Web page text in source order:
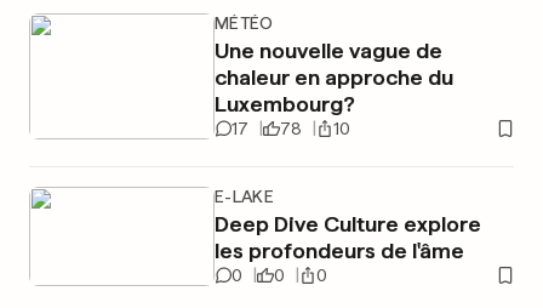
MÉTÉO
Une nouvelle vague de
chaleur en approche du
Luxembourg?
17 78 10
E-LAKE
Deep Dive Culture explore
les profondeurs de l'âme
0 0 0